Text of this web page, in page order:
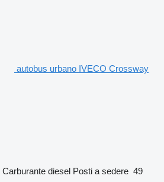
autobus urbano IVECO Crossway
Carburante diesel Posti a sedere 49